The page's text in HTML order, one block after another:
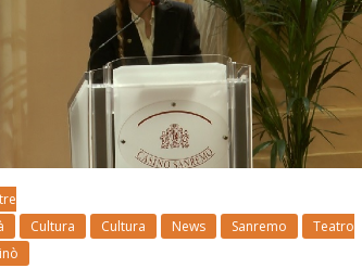
Cultura Cultura News Sanremo
Teatro